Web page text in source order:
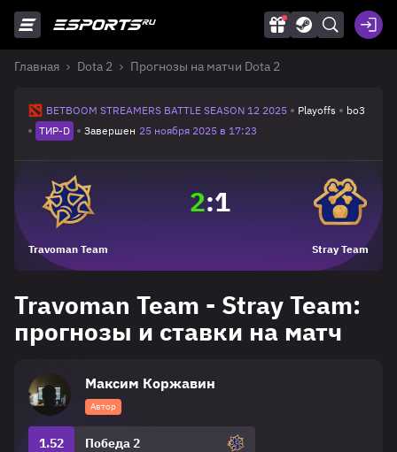
Главная Dota 2 Прогнозы на матчи Dota 2
BETBOOM STREAMERS BATTLE SEASON 12 2025 Playoffs
bo3
ТИР-D
Завершен 25 ноября 2025 в 17:23
Travoman Team
2:1
Stray Team
Travoman Team - Stray Team:
прогнозы и ставки на матч
Максим Коржавин
Автор
1.52 Победа 2